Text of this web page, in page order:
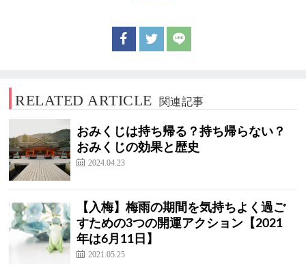
RELATED ARTICLE 関連記事
おみくじは持ち帰る？持ち帰らない？
おみくじの効果と歴史
2024.04.23
【入梅】梅雨の期間を気持ちよく過ご
すための3つの開運アクション【2021
年は6月11日】
2021.05.25